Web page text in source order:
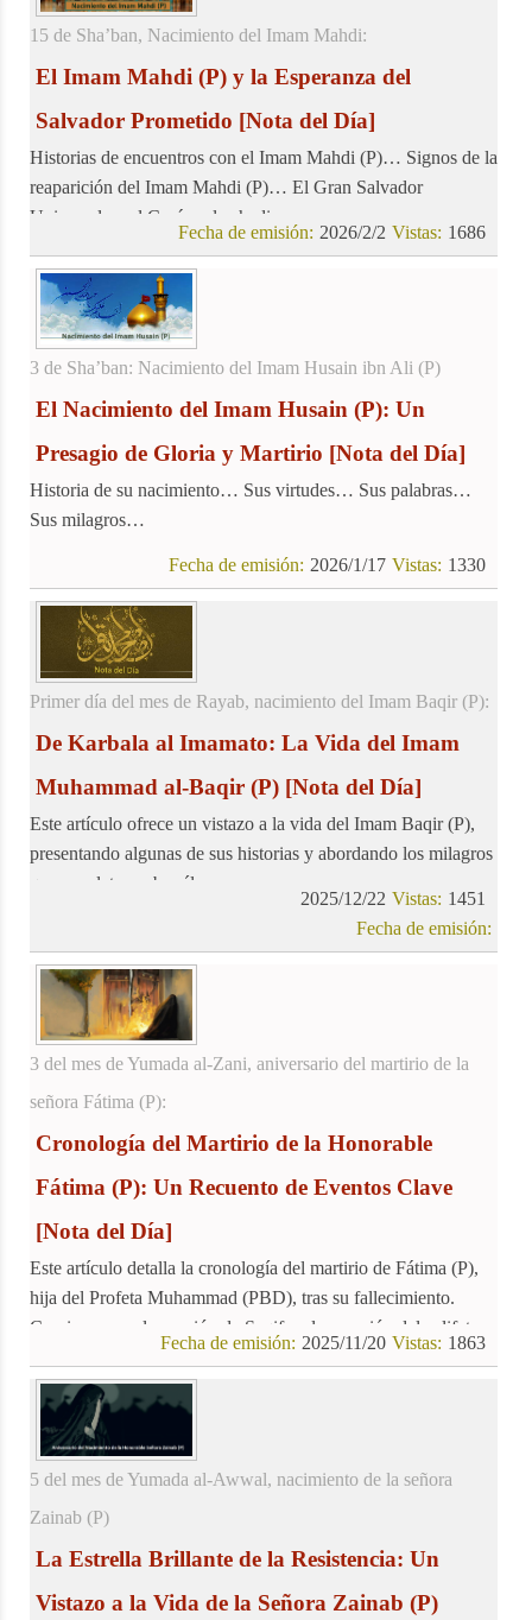
15 de Sha’ban, Nacimiento del Imam Mahdi:
El Imam Mahdi (P) y la Esperanza del
Salvador Prometido [Nota del Día]
Historias de encuentros con el Imam Mahdi (P)… Signos de la
reaparición del Imam Mahdi (P)… El Gran Salvador
Universal en el Corán y los hadices…
1686
Vistas:
2026/2/2
Fecha de emisión:
3 de Sha’ban: Nacimiento del Imam Husain ibn Ali (P)
El Nacimiento del Imam Husain (P): Un
Presagio de Gloria y Martirio [Nota del Día]
Historia de su nacimiento… Sus virtudes… Sus palabras…
Sus milagros…
1330
Vistas:
2026/1/17
Fecha de emisión:
Primer día del mes de Rayab, nacimiento del Imam Baqir (P):
De Karbala al Imamato: La Vida del Imam
Muhammad al-Baqir (P) [Nota del Día]
Este artículo ofrece un vistazo a la vida del Imam Baqir (P),
presentando algunas de sus historias y abordando los milagros
que se relatan sobre él.
1451
Vistas:
2025/12/22
Fecha de emisión:
3 del mes de Yumada al-Zani, aniversario del martirio de la
señora Fátima (P):
Cronología del Martirio de la Honorable
Fátima (P): Un Recuento de Eventos Clave
[Nota del Día]
Este artículo detalla la cronología del martirio de Fátima (P),
hija del Profeta Muhammad (PBD), tras su fallecimiento.
Comienza con la reunión de Saqifa y la sucesión del califato,
afectaron a la familia del Profeta (PBD). El texto describe la
secuencia de eventos, incluyendo el fallecimiento del Profeta,
la reunión de Saqifa, la confiscación de Fadak, el ataque a la
casa de Fátima (P), su martirio y entierro secreto.
1863
Vistas:
2025/11/20
Fecha de emisión:
5 del mes de Yumada al-Awwal, nacimiento de la señora
Zainab (P)
La Estrella Brillante de la Resistencia: Un
Vistazo a la Vida de la Señora Zainab (P)